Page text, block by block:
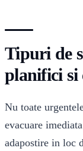
Tipuri de
planifici si
Nu toate
evacuare
adapostire in loc